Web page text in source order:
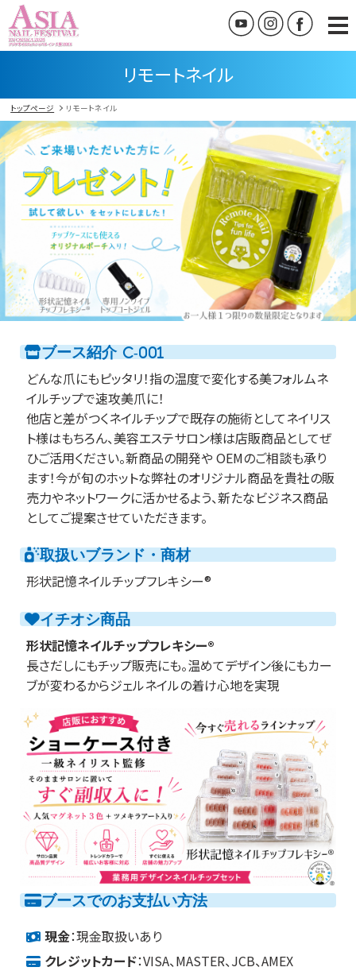
リモートネイル
トップページ リモートネイル
ブース紹介 C-001
どんな爪にもピッタリ！指の温度で変化する美フォルムネ
イルチップで速攻美爪に！
他店と差がつくネイルチップで既存の施術としてネイリス
ト様はもちろん、美容エステサロン様は店販商品としてぜ
ひご活用ください。新商品の開発や OEMのご相談も承り
ます！今が旬のホットな弊社のオリジナル商品を貴社の販
売力やネットワークに活かせるよう、新たなビジネス商品
としてご提案させていただきます。
取扱いブランド・商材
形状記憶ネイルチップフレキシー®️
イチオシ商品
形状記憶ネイルチップフレキシー®️
長さだしにもチップ販売にも。温めてデザイン後にもカー
ブが変わるからジェルネイルの着け心地を実現
ブースでのお支払い方法
現金：現金取扱いあり
クレジットカード：VISA、MASTER、JCB、AMEX